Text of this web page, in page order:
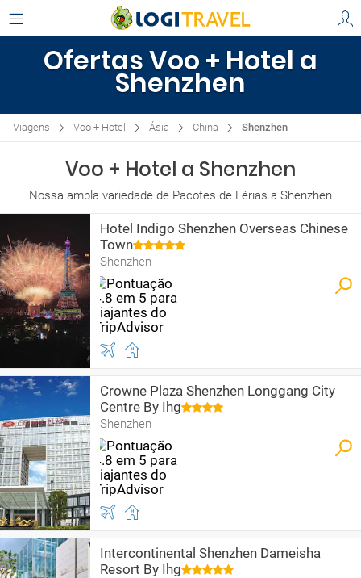
Ofertas Voo + Hotel a
Shenzhen
Viagens Voo + Hotel Ásia China Shenzhen
Voo + Hotel a Shenzhen
Nossa ampla variedade de Pacotes de Férias a Shenzhen
Hotel Indigo Shenzhen Overseas Chinese
Town
Shenzhen
Crowne Plaza Shenzhen Longgang City
Centre By Ihg
Shenzhen
Intercontinental Shenzhen Dameisha
Resort By Ihg